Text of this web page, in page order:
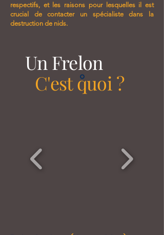
respectifs, et les raisons pour lesquelles il est
crucial de contacter un spécialiste dans la
destruction de nids.
Un Frelon
C'est quoi ?